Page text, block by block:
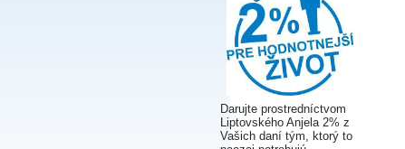
Darujte prostredníctvom
Liptovského Anjela 2% z
Vašich daní tým, ktorý to